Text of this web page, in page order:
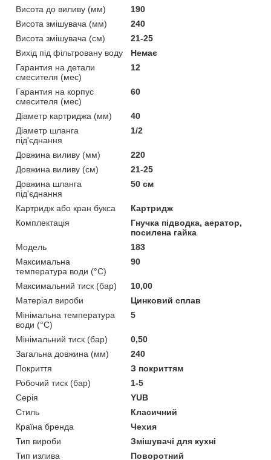
Висота до виливу (мм)
190
Висота змішувача (мм)
240
Висота змішувача (см)
21-25
Вихід під фільтровану воду
Немає
Гарантия на детали
смесителя (мес)
12
Гарантия на корпус
смесителя (мес)
60
Діаметр картриджа (мм)
40
Діаметр шланга
під'єднання
1/2
Довжина виливу (мм)
220
Довжина виливу (см)
21-25
Довжина шланга
під'єднання
50 см
Картридж або кран букса
Картридж
Комплектація
Гнучка підводка, аератор,
посилена гайка
Мoдель
183
Максимальна
температура води (°C)
90
Максимальний тиск (бар)
10,00
Матеріал вироби
Цинковий сплав
Мінімальна температура
води (°C)
5
Мінімальний тиск (бар)
0,50
Загальна довжина (мм)
240
Покриття
З покриттям
Робочий тиск (бар)
1-5
Серія
YUB
Стиль
Класичний
Країна бренда
Чехия
Тип вироби
Змішувачі для кухні
Тип излива
Поворотний